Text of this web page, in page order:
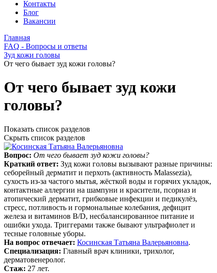
Контакты
Блог
Вакансии
Главная
FAQ - Вопросы и ответы
Зуд кожи головы
От чего бывает зуд кожи головы?
От чего бывает зуд кожи
головы?
Показать список разделов
Скрыть список разделов
Вопрос: От чего бывает зуд кожи головы?
Краткий ответ: Зуд кожи головы вызывают разные причины:
себорейный дерматит и перхоть (активность Malassezia),
сухость из‑за частого мытья, жёсткой воды и горячих укладок,
контактные аллергии на шампуни и красители, псориаз и
атопический дерматит, грибковые инфекции и педикулёз,
стресс, потливость и гормональные колебания, дефицит
железа и витаминов B/D, несбалансированное питание и
ошибки ухода. Триггерами также бывают ультрафиолет и
тесные головные уборы.
На вопрос отвечает: Косинская Татьяна Валерьяновна.
Специализация: Главный врач клиники, трихолог,
дерматовенеролог.
Стаж: 27 лет.